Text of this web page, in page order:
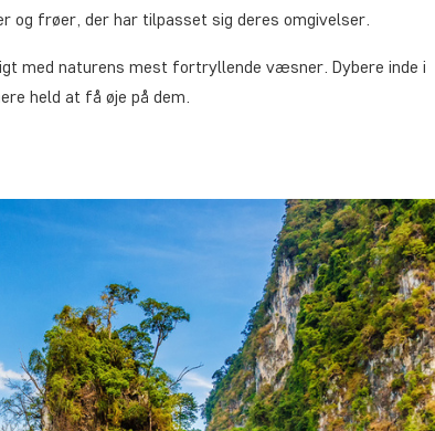
frøer, der har tilpasset sig deres omgivelser.
med naturens mest fortryllende væsner. Dybere inde i
held at få øje på dem.